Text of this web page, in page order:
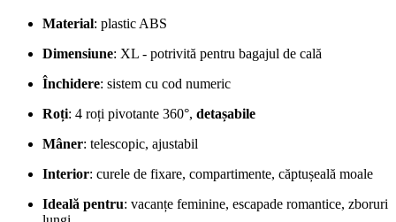
Material: plastic ABS
Dimensiune: XL - potrivită pentru bagajul de cală
Închidere: sistem cu cod numeric
Roți: 4 roți pivotante 360°, detașabile
Mâner: telescopic, ajustabil
Interior: curele de fixare, compartimente, căptușeală moale
Ideală pentru: vacanțe feminine, escapade romantice, zboruri